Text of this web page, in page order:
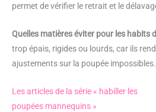
permet de vérifier le retrait et le
Quelles matières éviter pour les habits
trop épais, rigides ou lourds, car ils
ajustements sur la poupée impossibles.
Les articles de la série « habiller les
poupées mannequins »